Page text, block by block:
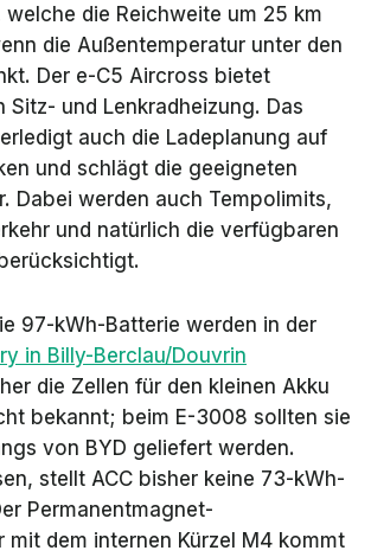
welche die Reichweite um 25 km
die Außentemperatur unter den
Der e-C5 Aircross bietet
Sitz- und Lenkradheizung. Das
auch die Ladeplanung auf
und schlägt die geeigneten
Dabei werden auch Tempolimits,
und natürlich die verfügbaren
97-kWh-Batterie werden in der
in Billy-Berclau/Douvrin
die Zellen für den kleinen Akku
bekannt; beim E-3008 sollten sie
von BYD geliefert werden.
stellt ACC bisher keine 73-kWh-
Permanentmagnet-
mit dem internen Kürzel M4 kommt